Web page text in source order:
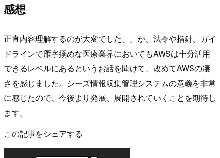
感想
正直内容理解するのが大変でした。。が、法令や指針、ガイ
ドラインで雁字搦めな医療業界においてもAWSは十分活用
できるレベルにあるというお話を聞けて、改めてAWSの凄
さを感じました。シーズ情報収集管理システムの意義を非常
に感じたので、今後より発展、展開されていくことを期待し
ます。
この記事をシェアする